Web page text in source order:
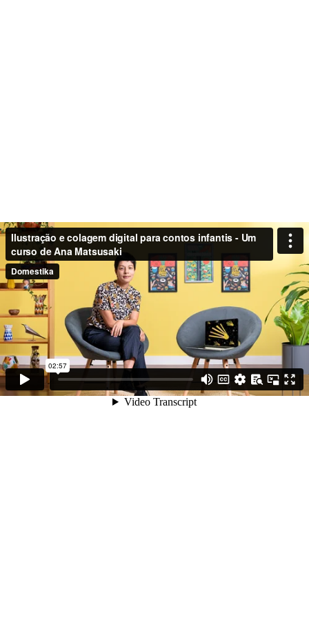
Ilustração e colagem digital para contos infantis - Um
curso de Ana Matsusaki
Domestika
02:57
Video Transcript